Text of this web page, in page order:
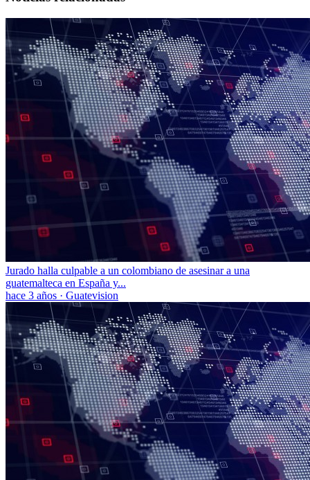
Jurado halla culpable a un colombiano de asesinar a una
guatemalteca en España y...
hace 3 años · Guatevision